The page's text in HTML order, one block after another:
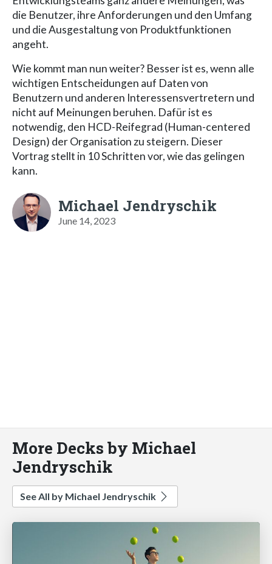
die Benutzer, ihre Anforderungen und den Umfang
und die Ausgestaltung von Produktfunktionen
angeht.
Wie kommt man nun weiter? Besser ist es, wenn alle
wichtigen Entscheidungen auf Daten von
Benutzern und anderen Interessensvertretern und
nicht auf Meinungen beruhen. Dafür ist es
notwendig, den HCD-Reifegrad (Human-centered
Design) der Organisation zu steigern. Dieser
Vortrag stellt in 10 Schritten vor, wie das gelingen
kann.
Michael Jendryschik
June 14, 2023
More Decks by Michael
Jendryschik
See All by Michael Jendryschik